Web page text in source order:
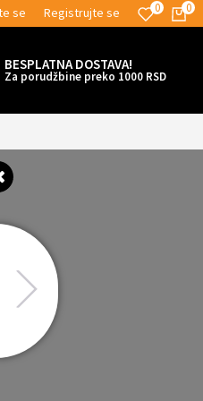
ZA 24H! 0
0
se Registrujte se
BESPLATNA DOSTAVA!
Za porudžbine preko 1000 RSD